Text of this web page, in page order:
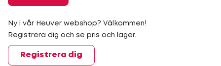
Ny i vår Heuver webshop? Välkommen!
Registrera dig och se pris och lager.
Registrera dig